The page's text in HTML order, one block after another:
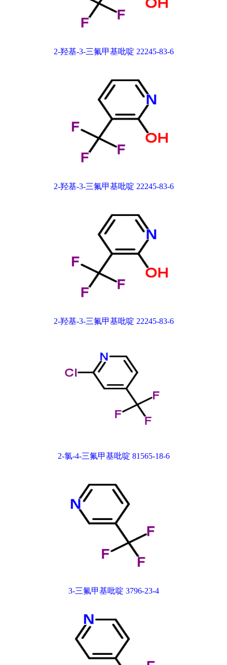
2-羟基-3-三氟甲基吡啶 22245-83-6
2-羟基-3-三氟甲基吡啶 22245-83-6
2-羟基-3-三氟甲基吡啶 22245-83-6
2-氯-4-三氟甲基吡啶 81565-18-6
3-三氟甲基吡啶 3796-23-4